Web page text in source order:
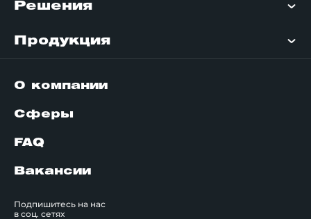
Решения
Продукция
О компании
Сферы
FAQ
Вакансии
Подпишитесь на нас
в соц. сетях